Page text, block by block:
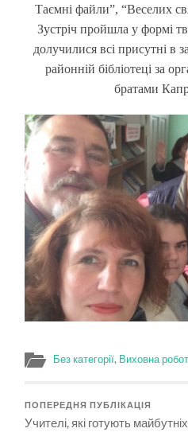
Таємні файли”, “Веселих
Зустріч пройшла у формі
долучилися всі присутні в
районній бібліотеці за
братами
Без категорії, Виховна
ПОПЕРЕДНЯ ПУБЛІКАЦІЯ
Учителі, які готують